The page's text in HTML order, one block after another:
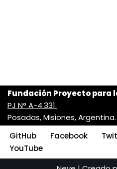
Fundación Proyecto para
PJ N° A-4.331.
Posadas, Misiones, Argentina.
GitHub
Facebook
YouTube